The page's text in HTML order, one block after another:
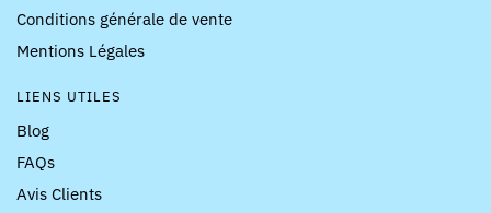
Conditions générale de vente
Mentions Légales
LIENS UTILES
Blog
FAQs
Avis Clients